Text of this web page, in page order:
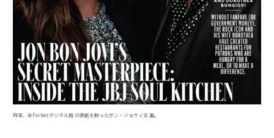
昨年、米Forbesデジタル版 の表紙を飾ったボン・ジョヴィ夫 妻。